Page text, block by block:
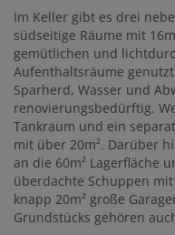
Im Keller gibt es drei
südseitige Räume mit
gemütlichen und
Aufenthaltsräume
Sparherd, Wasser und
renovierungsbedürftig.
Tankraum und ein
mit über 20m². Darüber
an die 60m² Lagerfläche
überdachte Schuppen
knapp 20m² große
Grundstücks gehören